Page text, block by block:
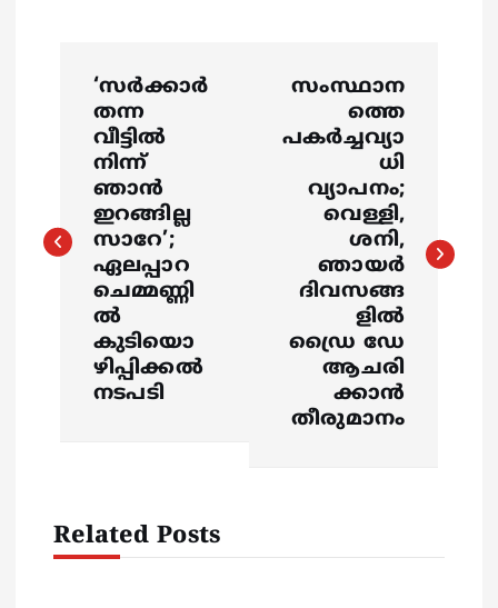
t
a
‘സർക്കാർ
തന്ന
വീട്ടിൽ
നിന്ന്
ഞാൻ
ഇറങ്ങില്ല
സാറേ’;
ഏലപ്പാറ
ചെമ്മണ്ണി
ൽ
കുടിയൊ
ഴിപ്പിക്കൽ
നടപടി
സംസ്ഥാന
ത്തെ
പകർച്ചവ്യാ
ധി
വ്യാപനം;
വെള്ളി,
ശനി,
ഞായർ
ദിവസങ്ങ
ളിൽ
ഡ്രൈ ഡേ
ആചരി
ക്കാൻ
തീരുമാനം
Related Posts